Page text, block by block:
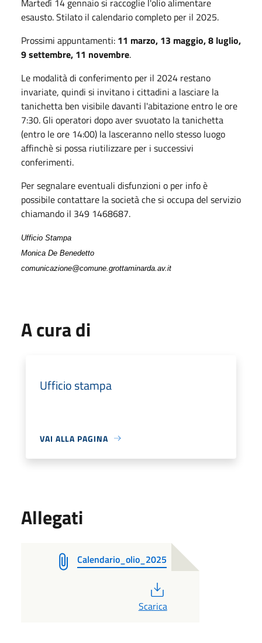
esausto. Stilato il calendario completo per il 2025.
Prossimi appuntamenti: 11 marzo, 13 maggio, 8 luglio,
9 settembre, 11 novembre.
Le modalità di conferimento per il 2024 restano
invariate, quindi si invitano i cittadini a lasciare la
tanichetta ben visibile davanti l'abitazione entro le ore
7:30. Gli operatori dopo aver svuotato la tanichetta
(entro le ore 14:00) la lasceranno nello stesso luogo
affinchè si possa riutilizzare per i successivi
conferimenti.
Per segnalare eventuali disfunzioni o per info è
possibile contattare la società che si occupa del servizio
chiamando il 349 1468687.
Ufficio Stampa
Monica De Benedetto
comunicazione@comune.grottaminarda.av.it
A cura di
Ufficio stampa
VAI ALLA PAGINA
Allegati
Calendario_olio_2025
Scarica